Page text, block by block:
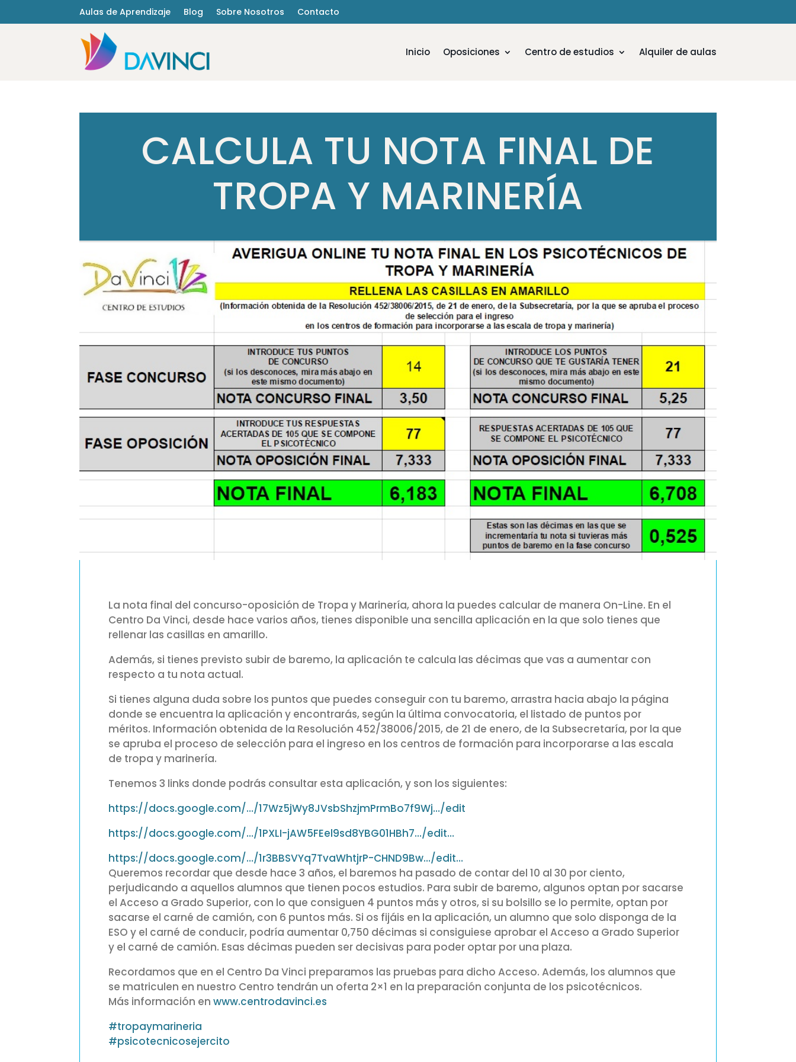
Aulas de Aprendizaje Blog Sobre Nosotros Contacto
Inicio Oposiciones Centro de estudios Alquiler de aulas
CALCULA TU NOTA FINAL DE
TROPA Y MARINERÍA
La nota final del concurso-oposición de Tropa y Marinería, ahora la puedes calcular de manera On-Line. En el
Centro Da Vinci, desde hace varios años, tienes disponible una sencilla aplicación en la que solo tienes que
rellenar las casillas en amarillo.
Además, si tienes previsto subir de baremo, la aplicación te calcula las décimas que vas a aumentar con
respecto a tu nota actual.
Si tienes alguna duda sobre los puntos que puedes conseguir con tu baremo, arrastra hacia abajo la página
donde se encuentra la aplicación y encontrarás, según la última convocatoria, el listado de puntos por
méritos. Información obtenida de la Resolución 452/38006/2015, de 21 de enero, de la Subsecretaría, por la que
se apruba el proceso de selección para el ingreso en los centros de formación para incorporarse a las escala
de tropa y marinería.
Tenemos 3 links donde podrás consultar esta aplicación, y son los siguientes:
https://docs.google.com/…/17Wz5jWy8JVsbShzjmPrmBo7f9Wj…/edit
https://docs.google.com/…/1PXLI-jAW5FEel9sd8YBG01HBh7…/edit…
https://docs.google.com/…/1r3BBSVYq7TvaWhtjrP-CHND9Bw…/edit…
Queremos recordar que desde hace 3 años, el baremos ha pasado de contar del 10 al 30 por ciento,
perjudicando a aquellos alumnos que tienen pocos estudios. Para subir de baremo, algunos optan por sacarse
el Acceso a Grado Superior, con lo que consiguen 4 puntos más y otros, si su bolsillo se lo permite, optan por
sacarse el carné de camión, con 6 puntos más. Si os fijáis en la aplicación, un alumno que solo disponga de la
ESO y el carné de conducir, podría aumentar 0,750 décimas si consiguiese aprobar el Acceso a Grado Superior
y el carné de camión. Esas décimas pueden ser decisivas para poder optar por una plaza.
Recordamos que en el Centro Da Vinci preparamos las pruebas para dicho Acceso. Además, los alumnos que
se matriculen en nuestro Centro tendrán un oferta 2×1 en la preparación conjunta de los psicotécnicos.
Más información enwww.centrodavinci.es
#tropaymarineria
#psicotecnicosejercito